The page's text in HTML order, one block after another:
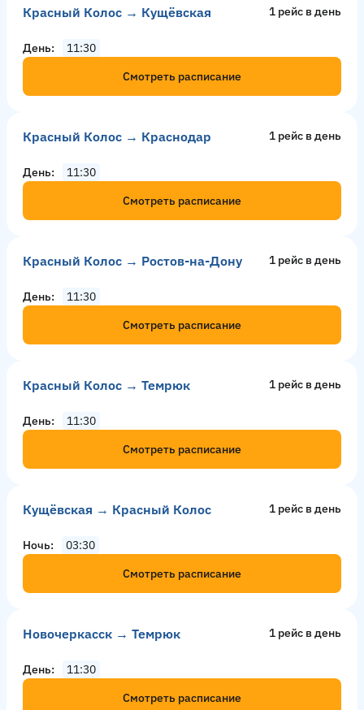
Красный Колос → Кущёвская 1 рейс в день
День
11:30
Смотреть расписание
Красный Колос → Краснодар 1 рейс в день
День
11:30
Смотреть расписание
Красный Колос → Ростов-на-Дону 1 рейс в день
День
11:30
Смотреть расписание
Красный Колос → Темрюк 1 рейс в день
День
11:30
Смотреть расписание
Кущёвская → Красный Колос 1 рейс в день
Ночь
03:30
Смотреть расписание
Новочеркасск → Темрюк 1 рейс в день
День
11:30
Смотреть расписание